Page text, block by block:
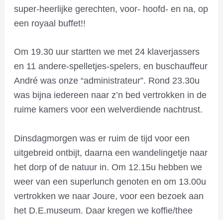
super-heerlijke gerechten, voor- hoofd- en na, op
een royaal buffet!!
Om 19.30 uur startten we met 24 klaverjassers
en 11 andere-spelletjes-spelers, en buschauffeur
André was onze “administrateur”. Rond 23.30u
was bijna iedereen naar z’n bed vertrokken in de
ruime kamers voor een welverdiende nachtrust.
Dinsdagmorgen was er ruim de tijd voor een
uitgebreid ontbijt, daarna een wandelingetje naar
het dorp of de natuur in. Om 12.15u hebben we
weer van een superlunch genoten en om 13.00u
vertrokken we naar Joure, voor een bezoek aan
het D.E.museum. Daar kregen we koffie/thee